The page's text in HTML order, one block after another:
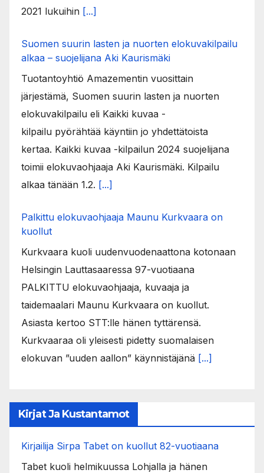
2021 lukuihin [...]
Suomen suurin lasten ja nuorten elokuvakilpailu
alkaa – suojelijana Aki Kaurismäki
Tuotantoyhtiö Amazementin vuosittain
järjestämä, Suomen suurin lasten ja nuorten
elokuvakilpailu eli Kaikki kuvaa -
kilpailu pyörähtää käyntiin jo yhdettätoista
kertaa. Kaikki kuvaa -kilpailun 2024 suojelijana
toimii elokuvaohjaaja Aki Kaurismäki. Kilpailu
alkaa tänään 1.2. [...]
Palkittu elokuvaohjaaja Maunu Kurkvaara on
kuollut
Kurkvaara kuoli uudenvuodenaattona kotonaan
Helsingin Lauttasaaressa 97-vuotiaana
PALKITTU elokuvaohjaaja, kuvaaja ja
taidemaalari Maunu Kurkvaara on kuollut.
Asiasta kertoo STT:lle hänen tyttärensä.
Kurkvaaraa oli yleisesti pidetty suomalaisen
elokuvan ”uuden aallon” käynnistäjänä [...]
Kirjat Ja Kustantamot
Kirjailija Sirpa Tabet on kuollut 82-vuotiaana
Tabet kuoli helmikuussa Lohjalla ja hänen